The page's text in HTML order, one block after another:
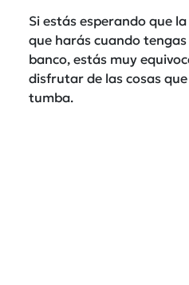
Si estás esperando que
que harás cuando tengas
banco, estás muy
disfrutar de las cosas
tumba.